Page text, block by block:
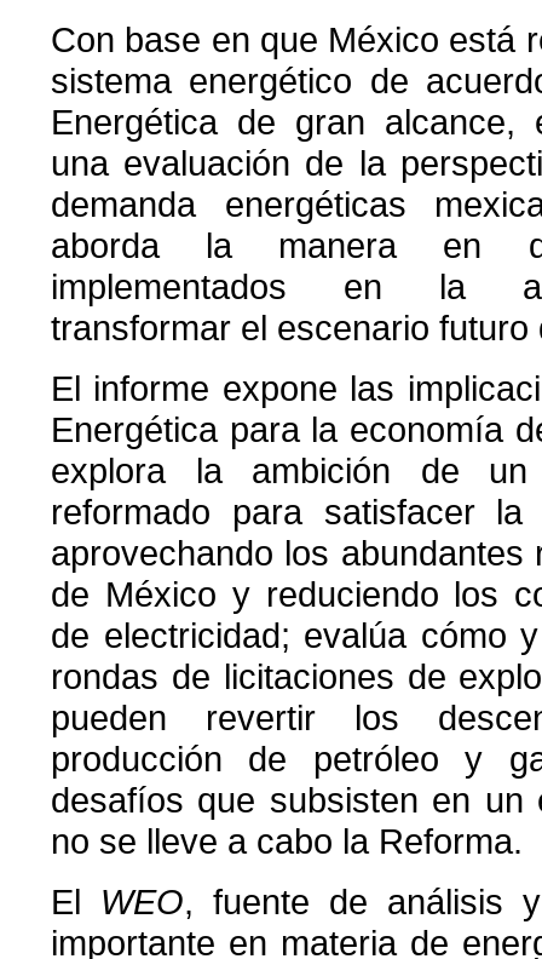
Con base en que México está
sistema energético de
Energética de gran alcance,
una evaluación de la
demanda energéticas
aborda la manera en
implementados en la
transformar el escenario futuro
El informe expone las
Energética para la economía
explora la ambición de un
reformado para satisfacer la
aprovechando los abundantes
de México y reduciendo los
de electricidad; evalúa cómo
rondas de licitaciones de
pueden revertir los
producción de petróleo y
desafíos que subsisten en un
no se lleve a cabo la Reforma.
El WEO, fuente de análisis
importante en materia de